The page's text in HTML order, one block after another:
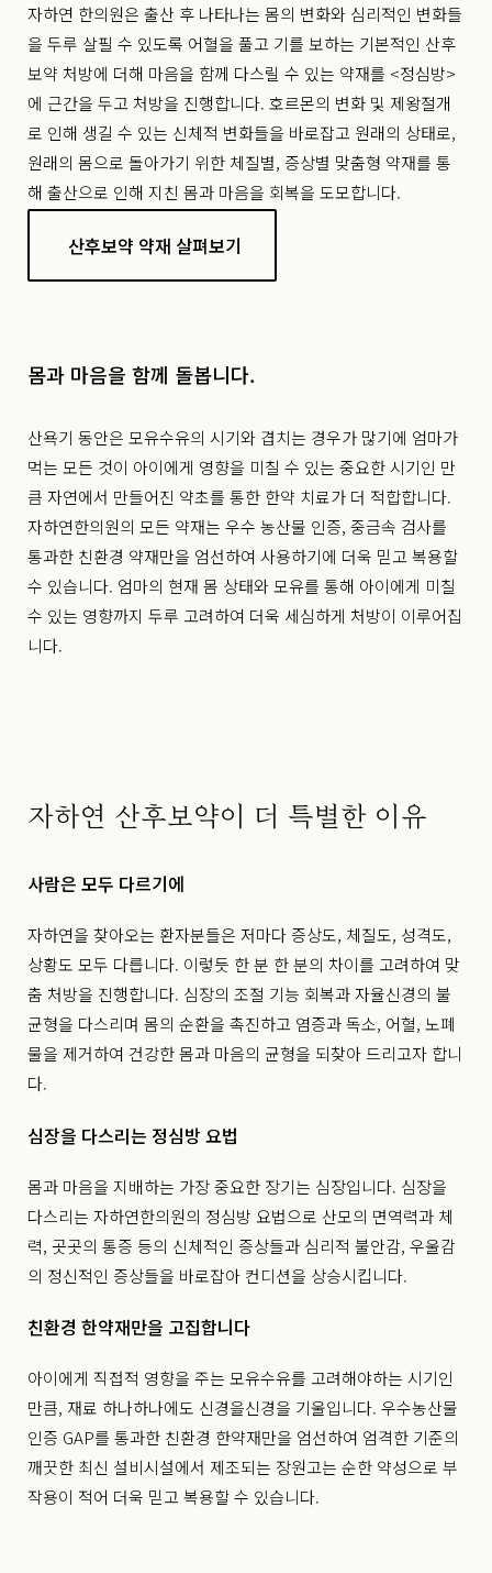
자하연 한의원은 출산 후 나타나는 몸의 변화와 심리적인 변화들
을 두루 살필 수 있도록 어혈을 풀고 기를 보하는 기본적인 산후
보약 처방에 더해 마음을 함께 다스릴 수 있는 약재를 <정심방>
에 근간을 두고 처방을 진행합니다. 호르몬의 변화 및 제왕절개
로 인해 생길 수 있는 신체적 변화들을 바로잡고 원래의 상태로,
원래의 몸으로 돌아가기 위한 체질별, 증상별 맞춤형 약재를 통
해 출산으로 인해 지친 몸과 마음을 회복을 도모합니다.
산후보약 약재 살펴보기
몸과 마음을 함께 돌봅니다.
산욕기 동안은 모유수유의 시기와 겹치는 경우가 많기에 엄마가
먹는 모든 것이 아이에게 영향을 미칠 수 있는 중요한 시기인 만
큼 자연에서 만들어진 약초를 통한 한약 치료가 더 적합합니다.
자하연한의원의 모든 약재는 우수 농산물 인증, 중금속 검사를
통과한 친환경 약재만을 엄선하여 사용하기에 더욱 믿고 복용할
수 있습니다. 엄마의 현재 몸 상태와 모유를 통해 아이에게 미칠
수 있는 영향까지 두루 고려하여 더욱 세심하게 처방이 이루어집
니다.
자하연 산후보약이 더 특별한 이유
사람은 모두 다르기에
자하연을 찾아오는 환자분들은 저마다 증상도, 체질도, 성격도,
상황도 모두 다릅니다. 이렇듯 한 분 한 분의 차이를 고려하여 맞
춤 처방을 진행합니다. 심장의 조절 기능 회복과 자율신경의 불
균형을 다스리며 몸의 순환을 촉진하고 염증과 독소, 어혈, 노폐
물을 제거하여 건강한 몸과 마음의 균형을 되찾아 드리고자 합니
다.
심장을 다스리는 정심방 요법
몸과 마음을 지배하는 가장 중요한 장기는 심장입니다. 심장을
다스리는 자하연한의원의 정심방 요법으로 산모의 면역력과 체
력, 곳곳의 통증 등의 신체적인 증상들과 심리적 불안감, 우울감
의 정신적인 증상들을 바로잡아 컨디션을 상승시킵니다.
친환경 한약재만을 고집합니다
아이에게 직접적 영향을 주는 모유수유를 고려해야하는 시기인
만큼, 재료 하나하나에도 신경을신경을 기울입니다. 우수농산물
인증 GAP를 통과한 친환경 한약재만을 엄선하여 엄격한 기준의
깨끗한 최신 설비시설에서 제조되는 장원고는 순한 약성으로 부
작용이 적어 더욱 믿고 복용할 수 있습니다.